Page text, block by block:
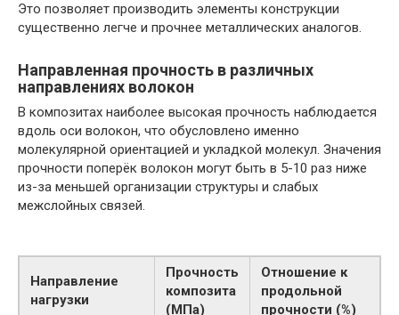
Это позволяет производить элементы конструкции
существенно легче и прочнее металлических аналогов.
Направленная прочность в различных
направлениях волокон
В композитах наиболее высокая прочность наблюдается
вдоль оси волокон, что обусловлено именно
молекулярной ориентацией и укладкой молекул. Значения
прочности поперёк волокон могут быть в 5-10 раз ниже
из-за меньшей организации структуры и слабых
межслойных связей.
Направление
нагрузки
Прочность
композита
(МПа)
Отношение к
продольной
прочности (%)